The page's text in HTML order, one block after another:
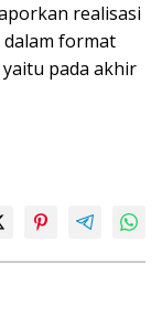
realisasi
dalam format
pada akhir